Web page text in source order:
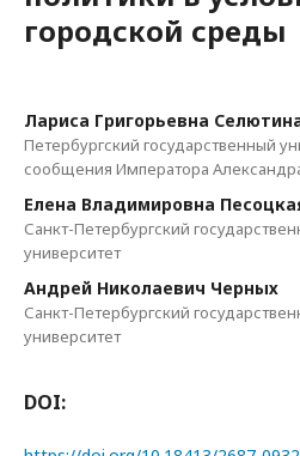
городской среды
Лариса Григорьевна
Петербургский государственный
сообщения Императора
Елена Владимировна
Санкт-Петербургский
университет
Андрей Николаевич Черных
Санкт-Петербургский
университет
DOI: